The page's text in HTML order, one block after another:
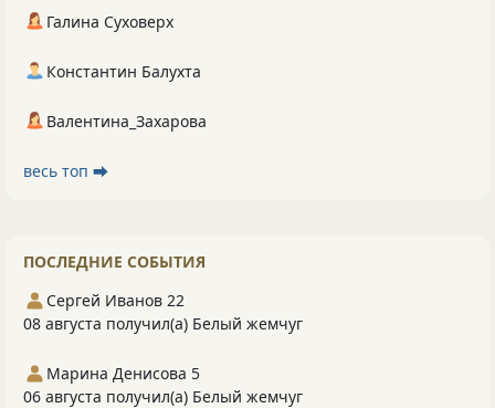
Галина Суховерх
Константин Балухта
Валентина_Захарова
весь топ ⮕
ПОСЛЕДНИЕ СОБЫТИЯ
Сергей Иванов 22
08 августа получил(а) Белый жемчуг
Марина Денисова 5
06 августа получил(а) Белый жемчуг